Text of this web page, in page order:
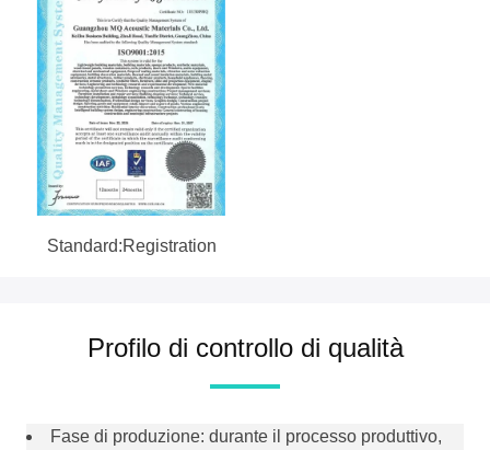
Standard:Registration
Profilo di controllo di qualità
Fase di produzione: durante il processo produttivo,